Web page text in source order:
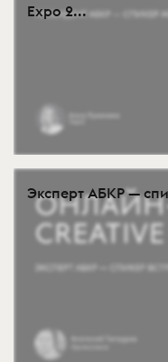
Expo 2...
Эксперт АБКР —